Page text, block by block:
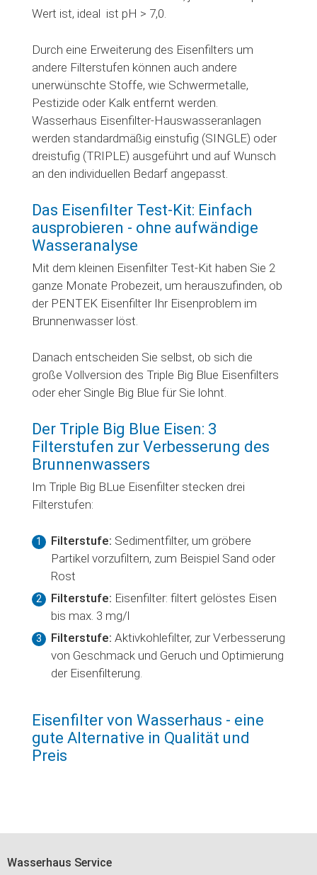
Wert ist, ideal ist pH > 7,0.
Durch eine Erweiterung des Eisenfilters um
andere Filterstufen können auch andere
unerwünschte Stoffe, wie Schwermetalle,
Pestizide oder Kalk entfernt werden.
Wasserhaus Eisenfilter-Hauswasseranlagen
werden standardmäßig einstufig (SINGLE) oder
dreistufig (TRIPLE) ausgeführt und auf Wunsch
an den individuellen Bedarf angepasst.
Das Eisenfilter Test-Kit: Einfach
ausprobieren - ohne aufwändige
Wasseranalyse
Mit dem kleinen Eisenfilter Test-Kit haben Sie 2
ganze Monate Probezeit, um herauszufinden, ob
der PENTEK Eisenfilter Ihr Eisenproblem im
Brunnenwasser löst.
Danach entscheiden Sie selbst, ob sich die
große Vollversion des Triple Big Blue Eisenfilters
oder eher Single Big Blue für Sie lohnt.
Der Triple Big Blue Eisen: 3
Filterstufen zur Verbesserung des
Brunnenwassers
Im Triple Big BLue Eisenfilter stecken drei
Filterstufen:
Filterstufe: Sedimentfilter, um gröbere
Partikel vorzufiltern, zum Beispiel Sand oder
Rost
Filterstufe: Eisenfilter: filtert gelöstes Eisen
bis max. 3 mg/l
Filterstufe: Aktivkohlefilter, zur Verbesserung
von Geschmack und Geruch und Optimierung
der Eisenfilterung.
Eisenfilter von Wasserhaus - eine
gute Alternative in Qualität und
Preis
Wasserhaus Service